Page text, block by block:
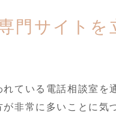
門サイトを
ている電話相談室を
非常に多いことに気